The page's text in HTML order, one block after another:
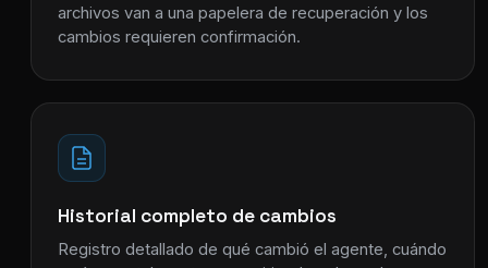
archivos van a una papelera de recuperación y los
cambios requieren confirmación.
Historial completo de cambios
Registro detallado de qué cambió el agente, cuándo